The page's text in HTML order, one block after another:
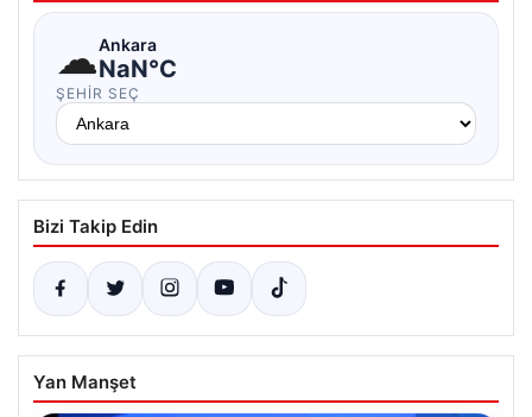
☁Ankara
NaN°C
ŞEHIR SEÇ
Bizi Takip Edin
Yan Manşet